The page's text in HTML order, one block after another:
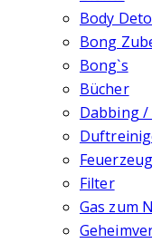
Body
Bong
Bong`s
Bücher
Dabbing /
Filter
Gas zum